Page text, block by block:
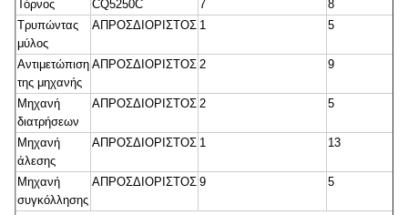
Τόρνος CQ5250C 7
8
Τρυπώντας
μύλος
ΑΠΡΟΣΔΙΟΡΙΣΤΟΣ 1 5
Αντιμετώπιση
της μηχανής
ΑΠΡΟΣΔΙΟΡΙΣΤΟΣ 2 9
Μηχανή
διατρήσεων
ΑΠΡΟΣΔΙΟΡΙΣΤΟΣ 2 5
Μηχανή
άλεσης
ΑΠΡΟΣΔΙΟΡΙΣΤΟΣ 1 13
Μηχανή
συγκόλλησης
ΑΠΡΟΣΔΙΟΡΙΣΤΟΣ 9 5